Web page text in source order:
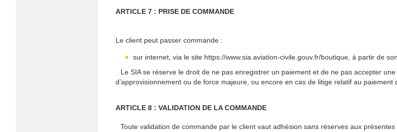
ARTICLE 7 : PRISE DE COMMANDE
Le client peut passer commande :
sur internet, via le site https://www.sia.aviation-civile.gouv.fr/boutique, à partir de
Le SIA se réserve le droit de ne pas enregistrer un paiement et de ne pas accepter
d’approvisionnement ou de force majeure, ou encore en cas de litige relatif au paiement
ARTICLE 8 : VALIDATION DE LA COMMANDE
Toute validation de commande par le client vaut adhésion sans réserves aux